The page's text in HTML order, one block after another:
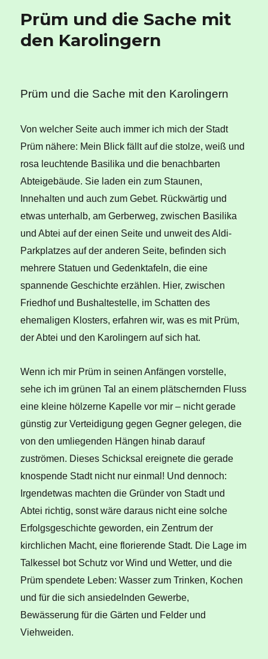
und
großen
Sankt-
in
Prüm
Prüm und die Sache mit
den Karolingern
Prüm und die Sache mit den Karolingern
Von welcher Seite auch immer ich mich der Stadt
Prüm nähere: Mein Blick fällt auf die stolze, weiß und
rosa leuchtende Basilika und die benachbarten
Abteigebäude. Sie laden ein zum Staunen,
Innehalten und auch zum Gebet. Rückwärtig und
etwas unterhalb, am Gerberweg, zwischen Basilika
und Abtei auf der einen Seite und unweit des Aldi-
Parkplatzes auf der anderen Seite, befinden sich
mehrere Statuen und Gedenktafeln, die eine
spannende Geschichte erzählen. Hier, zwischen
Friedhof und Bushaltestelle, im Schatten des
ehemaligen Klosters, erfahren wir, was es mit Prüm,
der Abtei und den Karolingern auf sich hat.
Wenn ich mir Prüm in seinen Anfängen vorstelle,
sehe ich im grünen Tal an einem plätschernden Fluss
eine kleine hölzerne Kapelle vor mir – nicht gerade
günstig zur Verteidigung gegen Gegner gelegen, die
von den umliegenden Hängen hinab darauf
zuströmen. Dieses Schicksal ereignete die gerade
knospende Stadt nicht nur einmal! Und dennoch:
Irgendetwas machten die Gründer von Stadt und
Abtei richtig, sonst wäre daraus nicht eine solche
Erfolgsgeschichte geworden, ein Zentrum der
kirchlichen Macht, eine florierende Stadt. Die Lage im
Talkessel bot Schutz vor Wind und Wetter, und die
Prüm spendete Leben: Wasser zum Trinken, Kochen
und für die sich ansiedelnden Gewerbe,
Bewässerung für die Gärten und Felder und
Viehweiden.